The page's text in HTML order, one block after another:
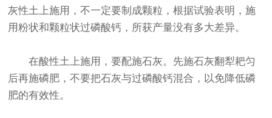
灰性土上施用，不一定要制成颗粒，根据试验表明，施
用粉状和颗粒状过磷酸钙，所获产量没有多大差异。
在酸性土上施用，要配施石灰。先施石灰翻犁耙匀
后再施磷肥，不要把石灰与过磷酸钙混合，以免降低磷
肥的有效性。